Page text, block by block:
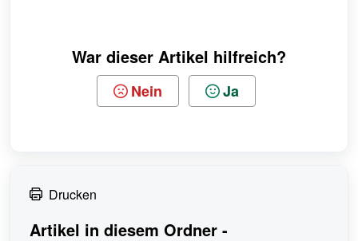
War dieser Artikel hilfreich?
Nein Ja
Drucken
Artikel in diesem Ordner -